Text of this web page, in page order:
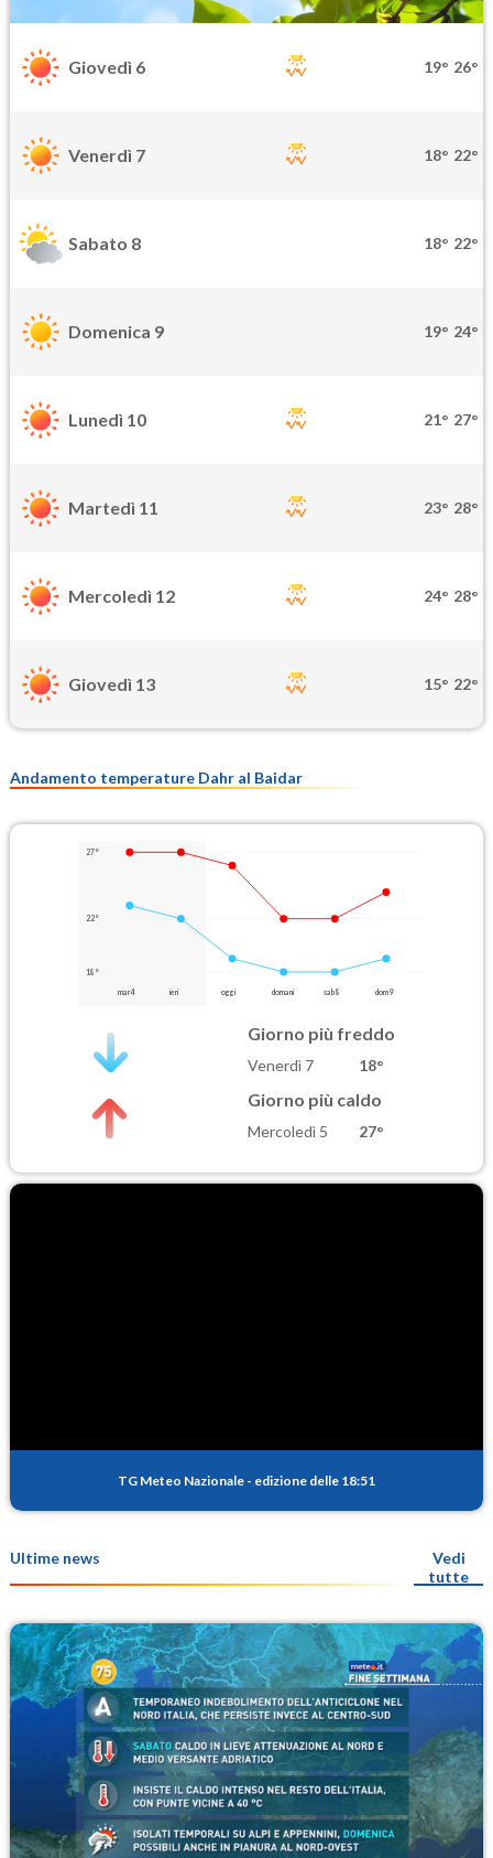
Giovedì 6 19° 26°
Venerdì 7 18° 22°
Sabato 8 18° 22°
Domenica 9 19° 24°
Lunedì 10 21° 27°
Martedì 11 23° 28°
Mercoledì 12 24° 28°
Giovedì 13 15° 22°
Andamento temperature Dahr al Baidar
27°
22°
18°
mar 4 ieri oggi domani sab 8 dom 9
Giorno più freddo
Venerdì 7 18°
Giorno più caldo
Mercoledì 5 27°
TG Meteo Nazionale - edizione delle 18:51
Ultime news
Vedi
tutte